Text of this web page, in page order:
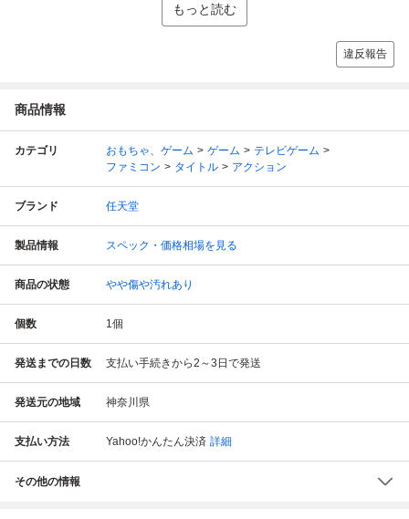
もっと読む
違反報告
商品情報
カテゴリ おもちゃ、ゲーム ゲーム
テレビゲーム
ファミコン
タイトル アクション
ブランド 任天堂
製品情報 スペック・価格相場を見る
商品の状態 やや傷や汚れあり
個数 1個
発送までの日数 支払い手続きから2～3日で発送
発送元の地域 神奈川県
支払い方法 Yahoo!かんたん決済 詳細
その他の情報